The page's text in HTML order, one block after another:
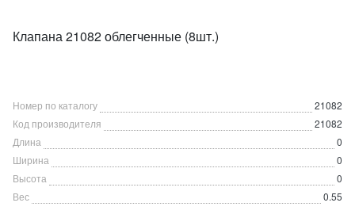
Клапана 21082 облегченные (8шт.)
Номер по каталогу
21082
Код производителя
21082
Длина
0
Ширина
0
Высота
0
Вес
0.55